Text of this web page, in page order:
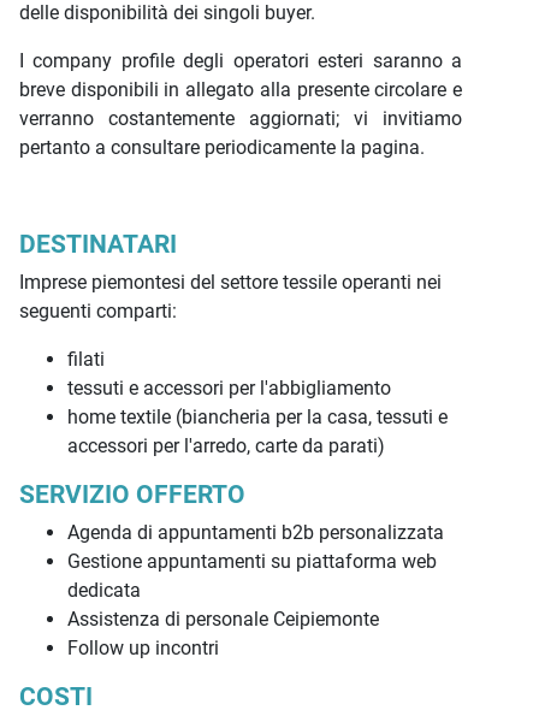
delle disponibilità dei singoli buyer.
I company profile degli operatori esteri saranno a
breve disponibili in allegato alla presente circolare e
verranno costantemente aggiornati; vi invitiamo
pertanto a consultare periodicamente la pagina.
DESTINATARI
Imprese piemontesi del settore tessile operanti nei
seguenti comparti:
filati
tessuti e accessori per l'abbigliamento
home textile (biancheria per la casa, tessuti e
accessori per l'arredo, carte da parati)
SERVIZIO OFFERTO
Agenda di appuntamenti b2b personalizzata
Gestione appuntamenti su piattaforma web
dedicata
Assistenza di personale Ceipiemonte
Follow up incontri
COSTI